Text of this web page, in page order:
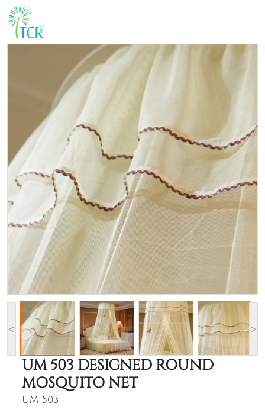
Maison / Produits / UM 503
< >
UM 503 DESIGNED ROUND
MOSQUITO NET
UM 503